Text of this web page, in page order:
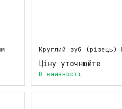
Ціну уточнюйте
В наявності